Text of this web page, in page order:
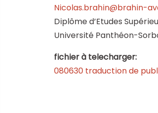
Nicolas.brahin@brahin-
Diplôme d’Etudes
Université Panthéon-
fichier à telecharger:
080630 traduction de